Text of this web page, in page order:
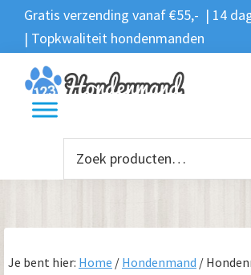
Spring
naar
de
hoofdnavigatie
Door
naar
de
hoofd
inhoud
Spring
naar
de
voettekst
Gratis verzending vanaf €55,- | 14
| Topkwaliteit hondenmanden
Zoeken
Zoeken
naar:
Je bent hier: Home / Hondenmand /